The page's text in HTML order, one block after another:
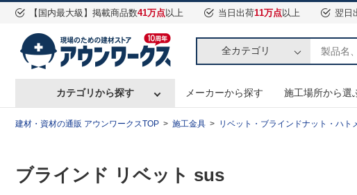
【国内最大級】掲載商品数41万点以上 当日出荷11万点以上 翌日
全カテゴリ
カテゴリから探す メーカーから探す 施工場所から選
建材・資材の通販 アウンワークスTOP 施工金具 リベット・ブラインドナット・ハト
ブラインド リベット sus